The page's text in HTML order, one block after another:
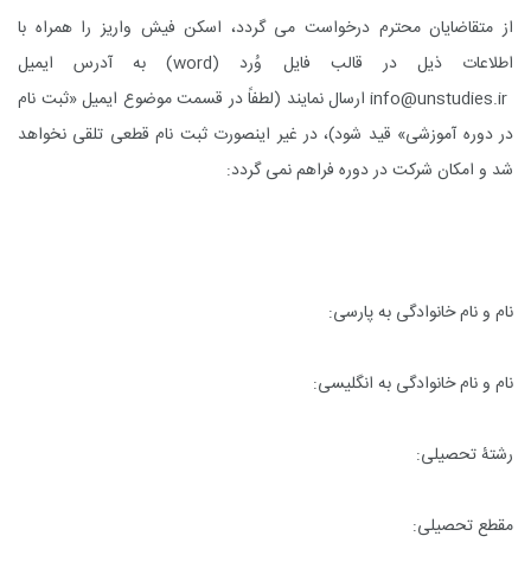
از متقاضایان محترم درخواست می گردد، اسکن فیش واریز را همراه با
اطلاعات ذیل در قالب فایل وُرد (word) به آدرس ایمیل
info@unstudies.irارسال نمایند (لطفاً در قسمت موضوع ایمیل «ثبت نام
در دوره آموزشی» قید شود)، در غیر اینصورت ثبت نام قطعی تلقی نخواهد
شد و امکان شرکت در دوره فراهم نمی گردد:
نام و نام خانوادگی به پارسی:
نام و نام خانوادگی به انگلیسی:
رشتۀ تحصیلی:
مقطع تحصیلی: